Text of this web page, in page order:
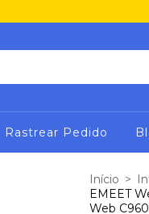
Rastrear Pedido
Início >
EMEET
Web